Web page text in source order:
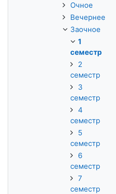
Очное
Вечернее
Заочное
1
семестр
2
семестр
3
семестр
4
семестр
5
семестр
6
семестр
7
семестр